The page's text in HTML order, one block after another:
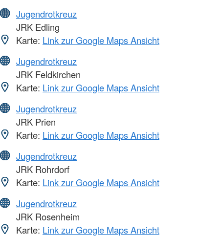
Jugendrotkreuz
JRK Edling
Karte: Link zur Google Maps Ansicht
Jugendrotkreuz
JRK Feldkirchen
Karte: Link zur Google Maps Ansicht
Jugendrotkreuz
JRK Prien
Karte: Link zur Google Maps Ansicht
Jugendrotkreuz
JRK Rohrdorf
Karte: Link zur Google Maps Ansicht
Jugendrotkreuz
JRK Rosenheim
Karte: Link zur Google Maps Ansicht